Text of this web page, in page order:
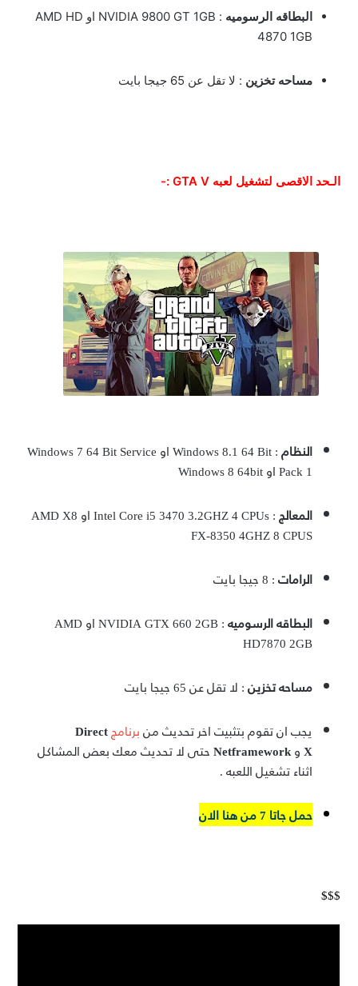
البطاقه الرسوميه
: NVIDIA 9800 GT 1GB او AMD HD
4870 1GB
مساحه تخزين : لا تقل عن 65 جيجا بايت
الـحد الاقصى لتشغيل لعبه GTA V :-
النظام
: Windows 8.1 64 Bit او Windows 7 64 Bit Service
Pack 1 او Windows 8 64bit
المعالج
: Intel Core i5 3470 3.2GHZ 4 CPUs او AMD X8
FX-8350 4GHZ 8 CPUS
الرامات: 8 جيجا بايت
البطاقه الرسوميه
: NVIDIA GTX 660 2GB او AMD
HD7870 2GB
مساحه تخزين: لا تقل عن 65 جيجا بايت
يجب ان تقوم بتثبيت اخر تحديث منبرنامجDirect
XوNetframeworkحتى لا تحديث معك بعض المشاكل
اثناء تشغيل اللعبه .
حمل جاتا 7 من هنا الان
$$$